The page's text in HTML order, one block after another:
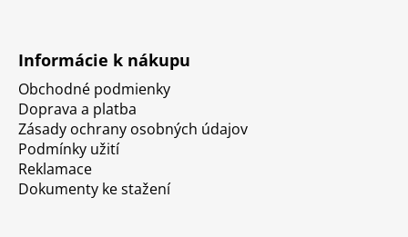
Informácie k nákupu
Obchodné podmienky
Doprava a platba
Zásady ochrany osobných údajov
Podmínky užití
Reklamace
Dokumenty ke stažení